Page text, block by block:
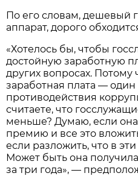
По его словам, дешевый
аппарат, дорого
«Хотелось бы, чтобы
достойную заработную
других вопросах. Потому
заработная плата — один
противодействия
считаете, что
меньше? Думаю, если
премию и все это
если разложить, что в
Может быть она
за три года», —